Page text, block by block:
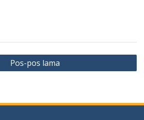
Pos-pos lama